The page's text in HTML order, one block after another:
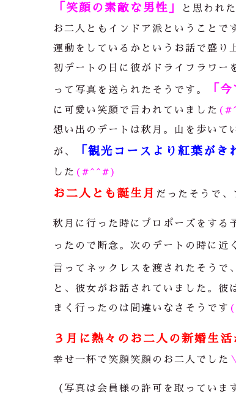
「笑顔の素敵な男性」 と思われ
お二人ともインドア派ということで
運動をしているかというお話で盛り
初デートの日に彼がドライフラワー
って写真を送られたそうです。 「
に可愛い笑顔で言われていました
想い出のデートは秋月。山を歩いて
が、 「観光コースより紅葉が
した (#^^#)
お二人とも誕生月 だったそうで
秋月に行った時にプロポーズをする
ったので断念。次のデートの時に近
言ってネックレスを渡されたそうで
と、彼女がお話されていました。彼
まく行ったのは間違いなさそうです
３月に熱々のお二人の新婚生活
幸せ一杯で笑顔笑顔のお二人でした
（写真は会員様の許可を取っていま